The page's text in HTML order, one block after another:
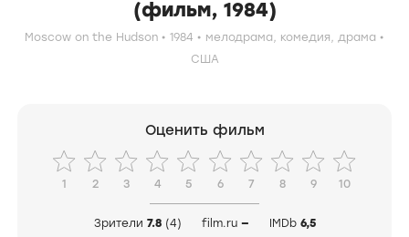
(фильм, 1984)
Moscow on the Hudson 1984 мелодрама, комедия, драма
США
Оценить фильм
1 2 3 4 5 6 7 8 9 10
Зрители 7.8 (4) film.ru — IMDb 6,5